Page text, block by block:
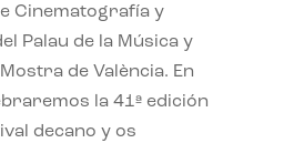
Cinematografía y
Palau de la Música y
de València. En
la 41ª edición
decano y os